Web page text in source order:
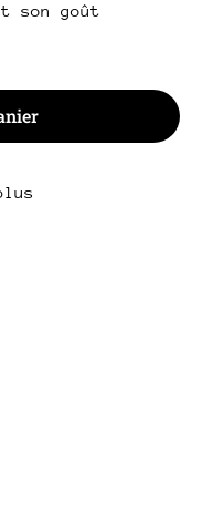
son goût
Salangus maturé
York steak